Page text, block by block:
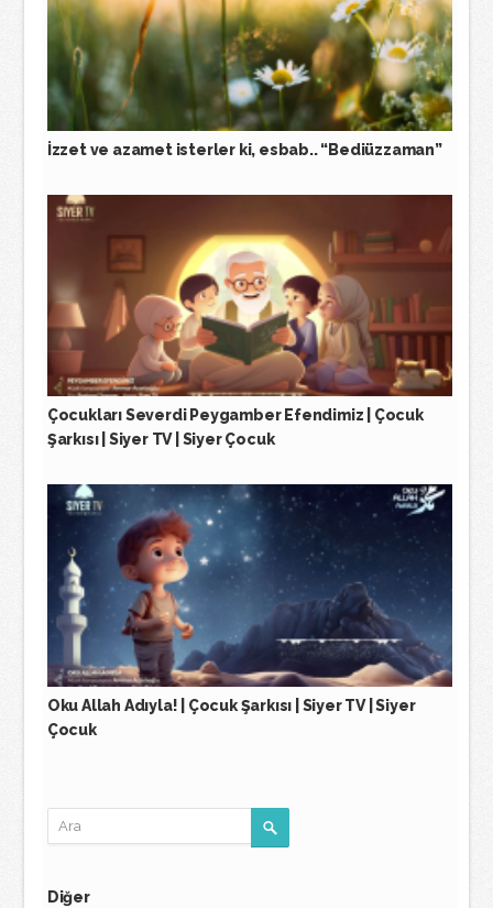
İzzet ve azamet isterler ki, esbab.. “Bediüzzaman”
Çocukları Severdi Peygamber Efendimiz | Çocuk
Şarkısı | Siyer TV | Siyer Çocuk
Oku Allah Adıyla! | Çocuk Şarkısı | Siyer TV | Siyer
Çocuk
Diğer